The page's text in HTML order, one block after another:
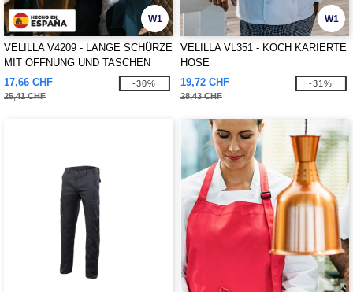
W1
VELILLA V4209 - LANGE SCHÜRZE
MIT ÖFFNUNG UND TASCHEN
17,66 CHF
25,41 CHF
-30%
W1
VELILLA VL351 - KOCH KARIERTE
HOSE
19,72 CHF
28,43 CHF
-31%